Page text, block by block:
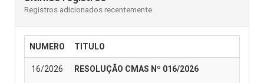
Registros adicionados recentemente.
NUMERO TITULO
16/2026 RESOLUÇÃO CMAS Nº 016/2026